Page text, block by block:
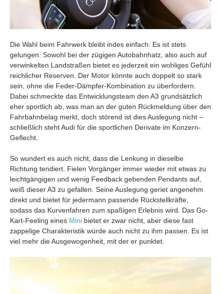
Die Wahl beim Fahrwerk bleibt indes einfach: Es ist stets
gelungen. Sowohl bei der zügigen Autobahnhatz, also auch auf
verwinkelten Landstraßen bietet es jederzeit ein wohliges Gefühl
reichlicher Reserven. Der Motor könnte auch doppelt so stark
sein, ohne die Feder-Dämpfer-Kombination zu überfordern.
Dabei schmeckte das Entwicklungsteam den A3 grundsätzlich
eher sportlich ab, was man an der guten Rückmeldung über den
Fahrbahnbelag merkt, doch störend ist dies Auslegung nicht –
schließlich steht Audi für die sportlichen Derivate im Konzern-
Geflecht.
So wundert es auch nicht, dass die Lenkung in dieselbe
Richtung tendiert. Fielen Vorgänger immer wieder mit etwas zu
leichtgängigen und wenig Feedback gebenden Pendants auf,
weiß dieser A3 zu gefallen. Seine Auslegung geriet angenehm
direkt und bietet für jedermann passende Rückstellkräfte,
sodass das Kurvenfahren zum spaßigen Erlebnis wird. Das Go-
Kart-Feeling eines Mini bietet er zwar nicht, aber diese fast
zappelige Charakteristik würde auch nicht zu ihm passen. Es ist
viel mehr die Ausgewogenheit, mit der er punktet.